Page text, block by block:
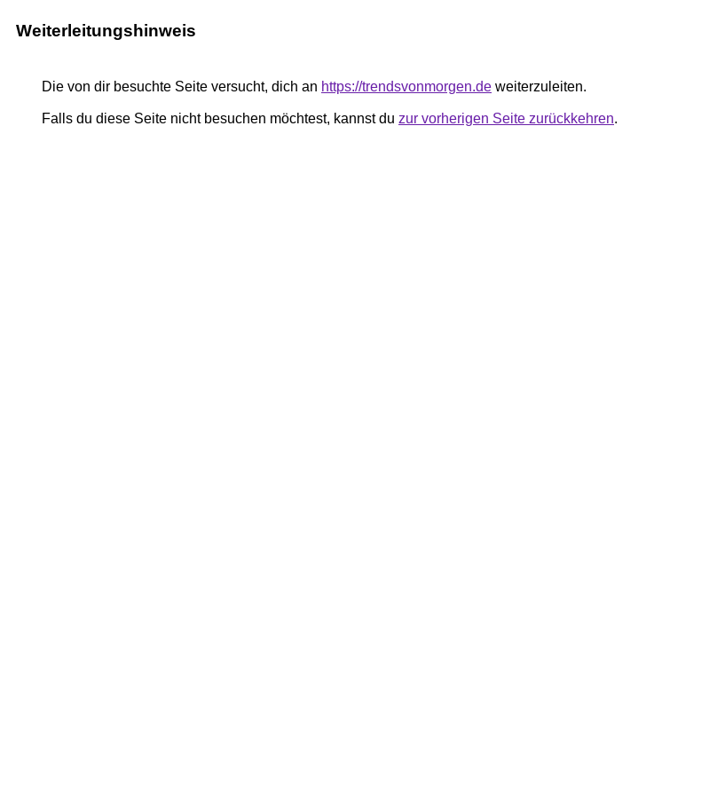
Weiterleitungshinweis
Die von dir besuchte Seite versucht, dich an https://trendsvonmorgen.de weiterzuleiten.
Falls du diese Seite nicht besuchen möchtest, kannst du zur vorherigen Seite zurückkehren.